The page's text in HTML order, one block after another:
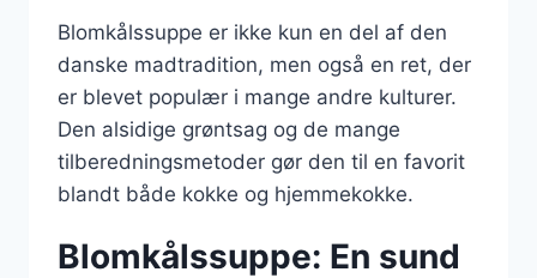
Blomkålssuppe er ikke kun en del af den
danske madtradition, men også en ret, der
er blevet populær i mange andre kulturer.
Den alsidige grøntsag og de mange
tilberedningsmetoder gør den til en favorit
blandt både kokke og hjemmekokke.
Blomkålssuppe: En sund